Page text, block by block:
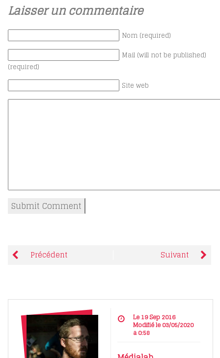
Laisser un commentaire
Nom (required)
Mail (will not be published)
(required)
Site web
Précédent Suivant
Le 19 Sep 2016
Modifié le 03/05/2020
à 0:58